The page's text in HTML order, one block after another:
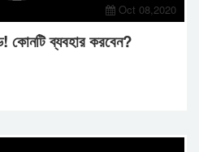
Oct 08,2020
কোনটি ব্যবহার করবেন?